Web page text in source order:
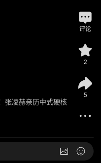
张凌赫亲历中式硬核
评论
2
5